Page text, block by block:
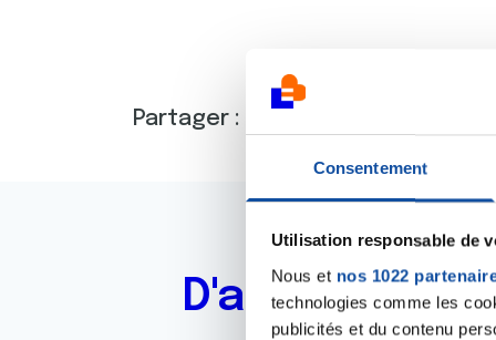
Consentement
Utilisation responsable de
Nous et nos 1022
technologies comme les
publicités et du contenu
Partager :
D'autres